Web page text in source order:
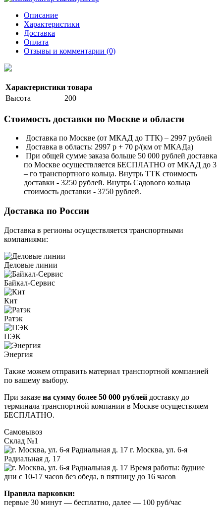
Описание
Характеристики
Доставка
Оплата
Отзывы и комментарии (0)
Характеристики товара
Высота
200
Стоимость доставки по Москве и области
Доставка по Москве (от МКАД до ТТК) – 2997 рублей
Доставка в область: 2997 р + 70 р/(км от МКАДа)
При общей сумме заказа больше 50 000 рублей доставка
по Москве осуществляется БЕСПЛАТНО от МКАД до 3
– го транспортного кольца. Внутрь ТТК стоимость
доставки - 3250 рублей. Внутрь Садового кольца
стоимость доставки - 3750 рублей.
Доставка по России
Доставка в регионы осуществляется транспортными
компаниями:
Деловые линии
Байкал-Сервис
Кит
Ратэк
ПЭК
Энергия
Также можем отправить материал транспортной компанией
по вашему выбору.
При заказе на сумму более 50 000 рублей доставку до
терминала транспортной компании в Москве осуществляем
БЕСПЛАТНО.
Самовывоз
Склад №1
г. Москва, ул. 6-я
Радиальная д. 17
Время работы: будние
дни с 10-17 часов без обеда, в пятницу до 16 часов
Правила парковки:
первые 30 минут — бесплатно, далее — 100 руб/час